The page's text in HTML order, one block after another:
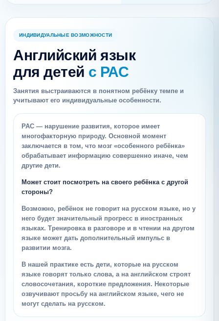
ИНДИВИДУАЛЬНЫЕ ВОЗМОЖНОСТИ
Английский язык
для детей с РАС
Занятия выстраиваются в понятном ребёнку темпе и
учитывают его индивидуальные особенности.
РАС — нарушение развития, которое имеет
многофакторную природу. Основной момент
заключается в том, что мозг «особенного ребёнка»
обрабатывает информацию совершенно иначе, чем
другие дети.
Может стоит посмотреть на своего ребёнка с другой
стороны?
Возможно, ребёнок не говорит на русском языке, но у
него будет значительный прогресс в иностранных
языках. Тренировка в разговоре и в чтении на другом
языке может дать дополнительный импульс в
развитии мозга.
В нашей практике есть дети, которые на русском
языке говорят только слова, а на английском строят
словосочетания, короткие предложения. Некоторые
озвучивают просьбу на английском языке, чего не
могут сделать на русском.